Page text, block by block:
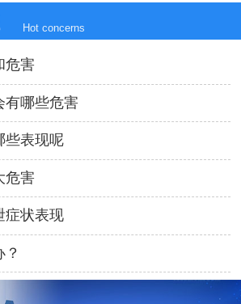
Hot concerns
危害
有哪些危害
些表现呢
危害
症状表现